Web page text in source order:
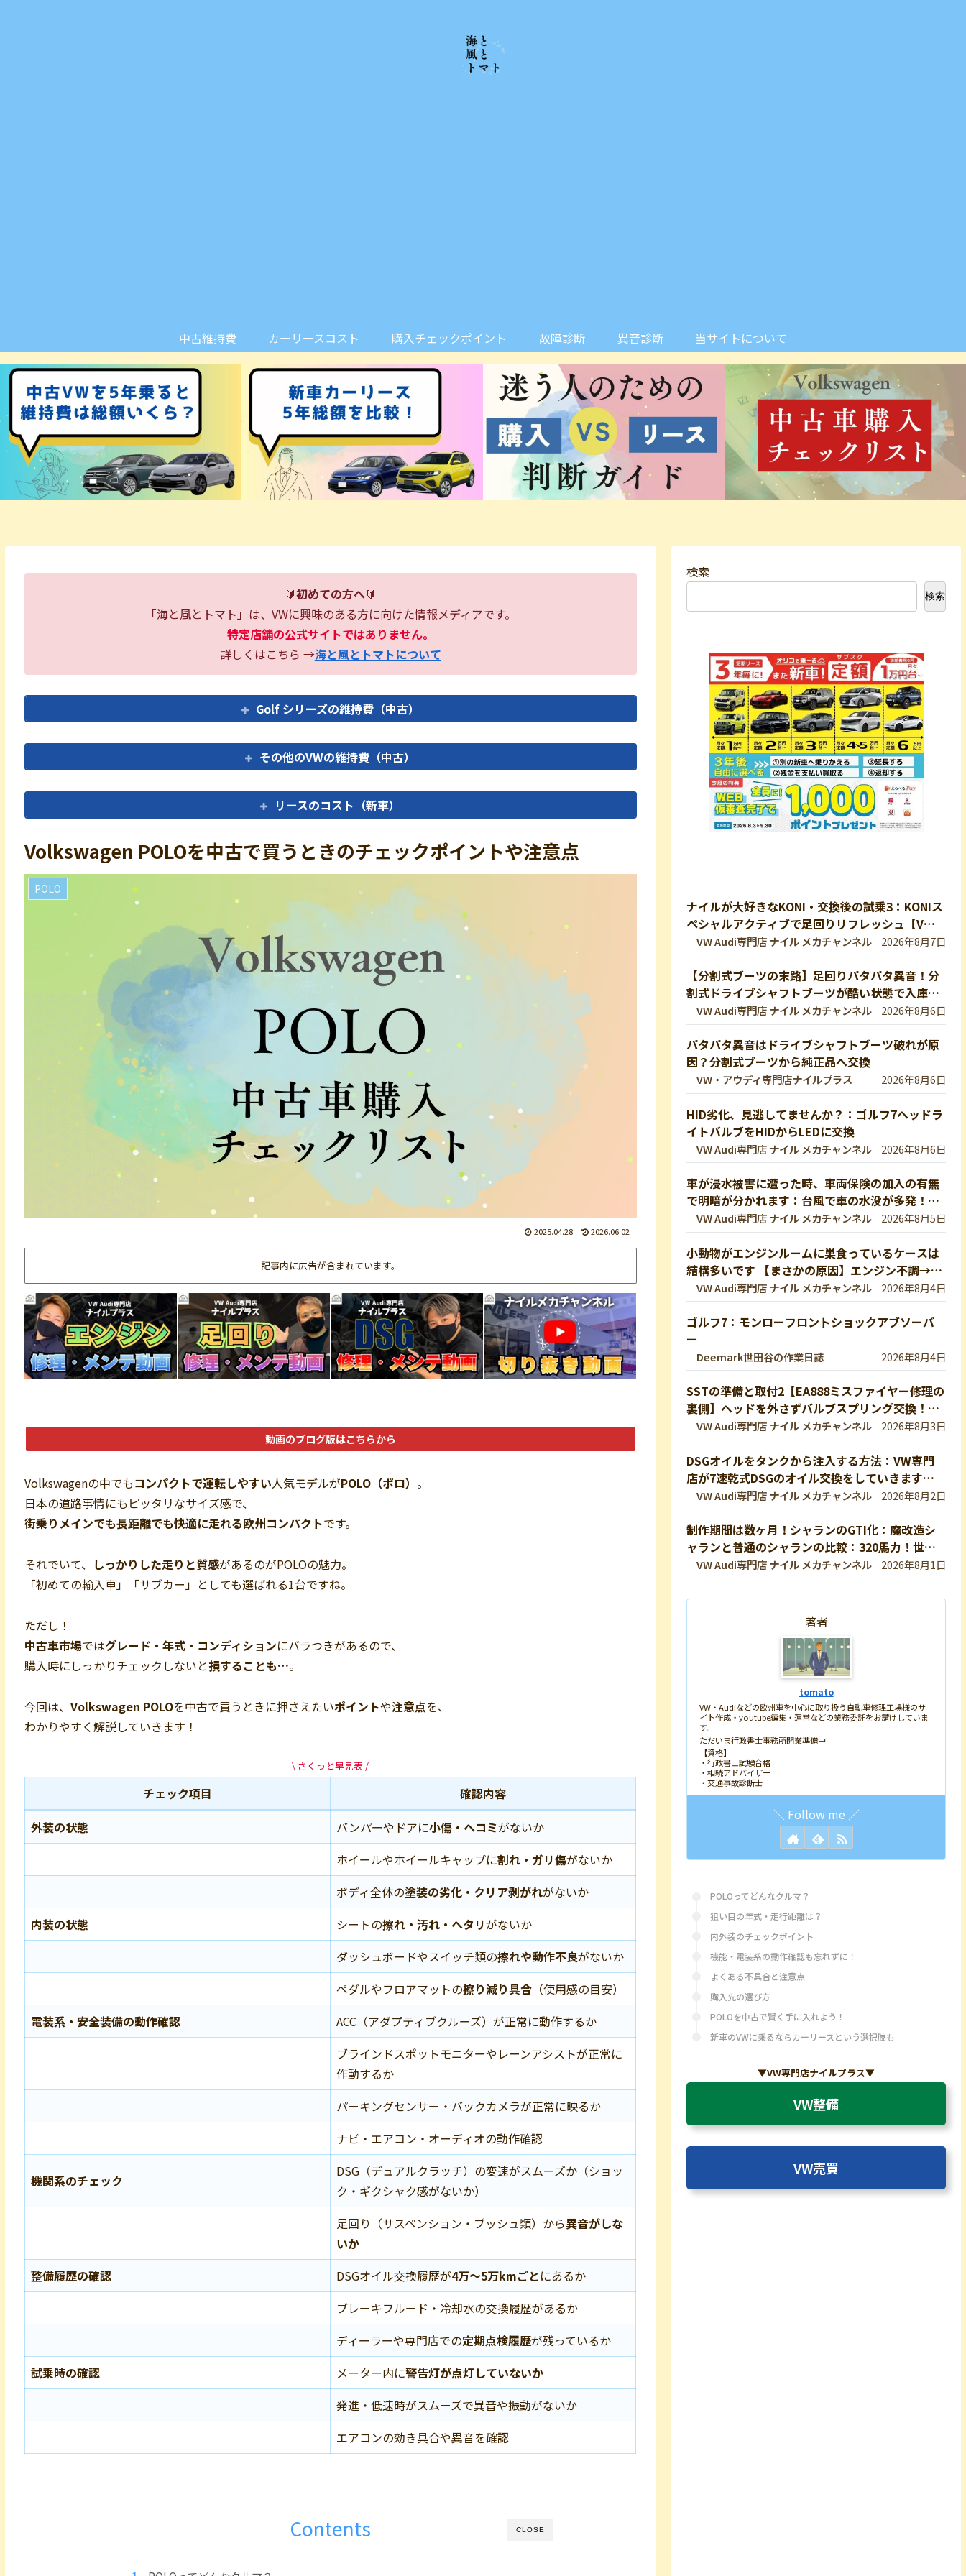
中古維持費 カーリースコスト 購入チェックポイント 故障診断 異音診断 当サイトについて
🔰初めての方へ🔰
「海と風とトマト」は、VWに興味のある方に向けた情報メディアです。
特定店舗の公式サイトではありません。
詳しくはこちら →海と風とトマトについて
Golf シリーズの維持費（中古）
その他のVWの維持費（中古）
リースのコスト（新車）
Volkswagen POLOを中古で買うときのチェックポイントや注意点
POLO
2025.04.28 2026.06.02
記事内に広告が含まれています。
動画のブログ版はこちらから
Volkswagenの中でもコンパクトで運転しやすい人気モデルがPOLO（ポロ） 。
日本の道路事情にもピッタリなサイズ感で、
街乗りメインでも長距離でも快適に走れる欧州コンパクトです。
それでいて、 しっかりした走りと質感があるのがPOLOの魅力。
「初めての輸入車」「サブカー」としても選ばれる1台ですね。
ただし！
中古車市場ではグレード・年式・コンディションにバラつきがあるので、
購入時にしっかりチェックしないと損することも…。
今回は、 Volkswagen POLOを中古で買うときに押さえたいポイントや注意点を、
わかりやすく解説していきます！
\ さくっと早見表 /
チェック項目
確認内容
外装の状態
バンパーやドアに小傷・ヘコミがないか
ホイールやホイールキャップに割れ・ガリ傷がないか
ボディ全体の塗装の劣化・クリア剥がれがないか
内装の状態
シートの擦れ・汚れ・ヘタリがないか
ダッシュボードやスイッチ類の擦れや動作不良がないか
ペダルやフロアマットの擦り減り具合 （使用感の目安）
電装系・安全装備の動作確認
ACC（アダプティブクルーズ）が正常に動作するか
ブラインドスポットモニターやレーンアシストが正常に
作動するか
パーキングセンサー・バックカメラが正常に映るか
ナビ・エアコン・オーディオの動作確認
機関系のチェック
DSG（デュアルクラッチ）の変速がスムーズか（ショッ
ク・ギクシャク感がないか）
足回り（サスペンション・ブッシュ類）から異音がしな
いか
整備履歴の確認
DSGオイル交換履歴が4万～5万kmごとにあるか
ブレーキフルード・冷却水の交換履歴があるか
ディーラーや専門店での定期点検履歴が残っているか
試乗時の確認
メーター内に警告灯が点灯していないか
発進・低速時がスムーズで異音や振動がないか
エアコンの効き具合や異音を確認
CLOSE
Contents
検索
検索
ナイルが大好きなKONI・交換後の試乗3：KONIス
ペシャルアクティブで足回りリフレッシュ【VW
修理・メンテ】
VW Audi専門店 ナイル メカチャンネル 2026年8月7日
【分割式ブーツの末路】足回りパタパタ異音！分
割式ドライブシャフトブーツが酷い状態で入庫し
ました！純正ブーツに交換修理します【VW 9Nポ
ロ】
VW Audi専門店 ナイル メカチャンネル 2026年8月6日
パタパタ異音はドライブシャフトブーツ破れが原
因？分割式ブーツから純正品へ交換
VW・アウディ専門店ナイルプラス 2026年8月6日
HID劣化、見逃してませんか？：ゴルフ7ヘッドラ
イトバルブをHIDからLEDに交換
VW Audi専門店 ナイル メカチャンネル 2026年8月6日
車が浸水被害に遭った時、車両保険の加入の有無
で明暗が分かれます：台風で車の水没が多発！冠
水車の見分け方や注意ポイントをVW専門店が解
説していきます！【VW修理】
VW Audi専門店 ナイル メカチャンネル 2026年8月5日
小動物がエンジンルームに巣食っているケースは
結構多いです 【まさかの原因】エンジン不調→開
けたら小動物の巣だった… 【VW修理】
VW Audi専門店 ナイル メカチャンネル 2026年8月4日
ゴルフ7：モンローフロントショックアブソーバ
ー
Deemark世田谷の作業日誌 2026年8月4日
SSTの準備と取付2【EA888ミスファイヤー修理の
裏側】ヘッドを外さずバルブスプリング交換！特
殊工具で行う実作業を完全公開 【VW修理】
VW Audi専門店 ナイル メカチャンネル 2026年8月3日
DSGオイルをタンクから注入する方法：VW専門
店が7速乾式DSGのオイル交換をしていきます！
DQ200【VW修理】
VW Audi専門店 ナイル メカチャンネル 2026年8月2日
制作期間は数ヶ月！シャランのGTI化：魔改造シ
ャランと普通のシャランの比較：320馬力！世界
最速のシャランをVW専門店が生み出したので紹
VW Audi専門店 ナイル メカチャンネル 2026年8月1日
著者
tomato
VW・Audiなどの欧州車を中心に取り扱う自動車修理工場様のサ
イト作成・youtube編集・運営などの業務委託をお請けしていま
す。
ただいま行政書士事務所開業準備中
【資格】
・行政書士試験合格
・相続アドバイザー
・交通事故診断士
POLOってどんなクルマ？
狙い目の年式・走行距離は？
内外装のチェックポイント
機能・電装系の動作確認も忘れずに！
よくある不具合と注意点
購入先の選び方
POLOを中古で賢く手に入れよう！
新車のVWに乗るならカーリースという選択肢も
▼VW専門店ナイルプラス▼
VW整備
VW売買